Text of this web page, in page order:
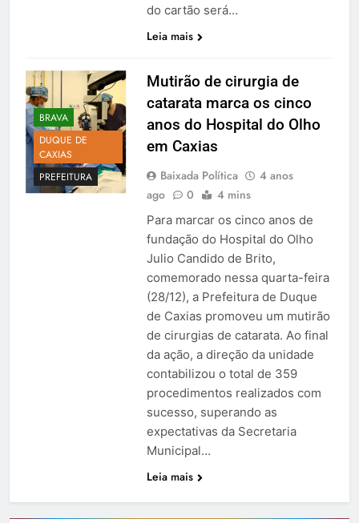
do cartão será…
Leia mais
BRAVA
DUQUE DE
CAXIAS
PREFEITURA
Mutirão de cirurgia de
catarata marca os cinco
anos do Hospital do Olho
em Caxias
Baixada Política
4 anos
ago
0 4 mins
Para marcar os cinco anos de
fundação do Hospital do Olho
Julio Candido de Brito,
comemorado nessa quarta-feira
(28/12), a Prefeitura de Duque
de Caxias promoveu um mutirão
de cirurgias de catarata. Ao final
da ação, a direção da unidade
contabilizou o total de 359
procedimentos realizados com
sucesso, superando as
expectativas da Secretaria
Municipal…
Leia mais